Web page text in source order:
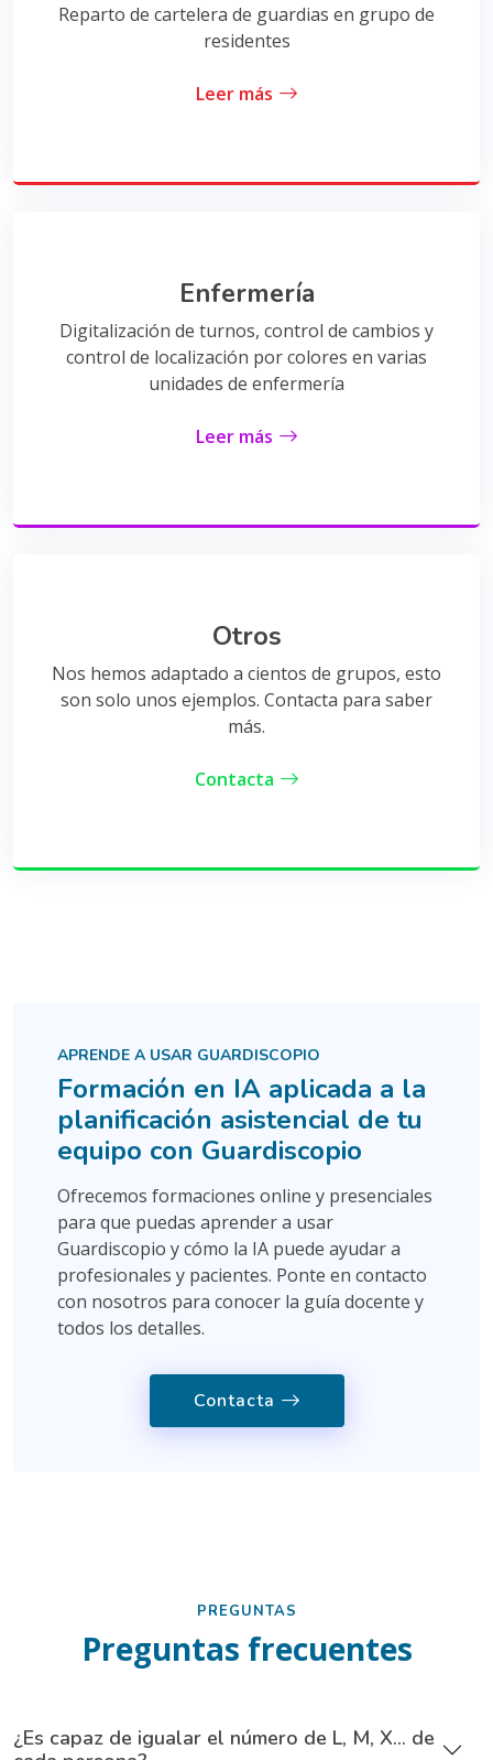
Reparto de cartelera de guardias en grupo de
residentes
Leer más
Enfermería
Digitalización de turnos, control de cambios y
control de localización por colores en varias
unidades de enfermería
Leer más
Otros
Nos hemos adaptado a cientos de grupos, esto
son solo unos ejemplos. Contacta para saber
más.
Contacta
APRENDE A USAR GUARDISCOPIO
Formación en IA aplicada a la
planificación asistencial de tu
equipo con Guardiscopio
Ofrecemos formaciones online y presenciales
para que puedas aprender a usar
Guardiscopio y cómo la IA puede ayudar a
profesionales y pacientes. Ponte en contacto
con nosotros para conocer la guía docente y
todos los detalles.
Contacta
PREGUNTAS
Preguntas frecuentes
¿Es capaz de igualar el número de L, M, X... de